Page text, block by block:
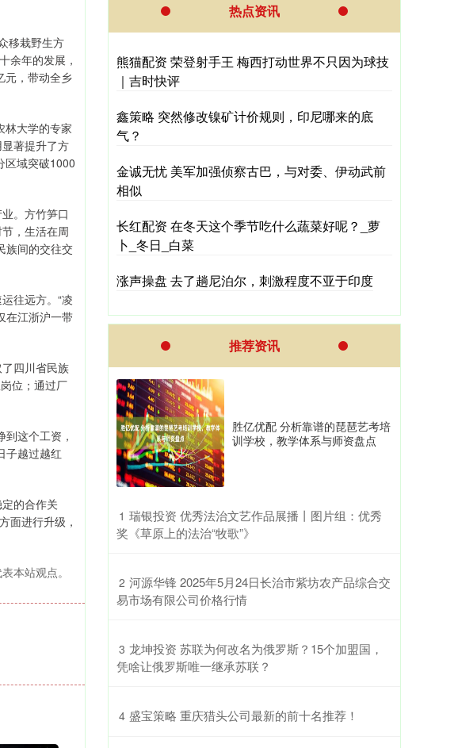
移栽野生方
余年的发展，
元，带动全乡
大学的专家
著提升了方
区域突破1000
。方竹笋口
，生活在周
族间的交往交
往远方。“凌
在江浙沪一带
四川省民族
位；通过厂
这个工资，
子越过越红
的合作关
面进行升级，
本站观点。
热点资讯
熊猫配资 荣登射手王 梅西打动世界不只因为球技
｜吉时快评
鑫策略 突然修改镍矿计价规则，印尼哪来的底
气？
金诚无忧 美军加强侦察古巴，与对委、伊动武前
相似
长红配资 在冬天这个季节吃什么蔬菜好呢？_萝
卜_冬日_白菜
涨声操盘 去了趟尼泊尔，刺激程度不亚于印度
推荐资讯
胜亿优配 分析靠谱的琵琶艺考培
训学校，教学体系与师资盘点
1 ​瑞银投资 优秀法治文艺作品展播丨图片组：优秀
奖《草原上的法治“牧歌”》
2 ​河源华锋 2025年5月24日长治市紫坊农产品综合交
易市场有限公司价格行情
3 ​龙坤投资 苏联为何改名为俄罗斯？15个加盟国，
凭啥让俄罗斯唯一继承苏联？
4 ​盛宝策略 重庆猎头公司最新的前十名推荐！